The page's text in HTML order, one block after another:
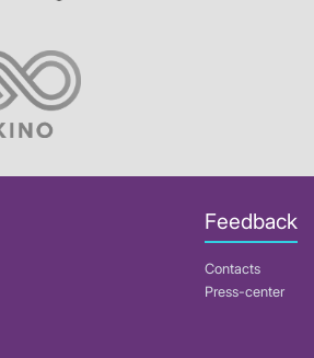
Feedback
Contacts
Press-center